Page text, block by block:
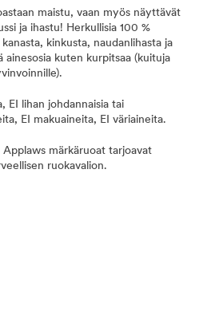
maistu, vaan myös näyttävät
ja ihastu! Herkullisia 100 %
kinkusta, naudanlihasta ja
ainesosia kuten kurpitsaa (kuituja
EI lihan johdannaisia tai
EI makuaineita, EI väriaineita.
Applaws märkäruoat tarjoavat
ruokavalion.